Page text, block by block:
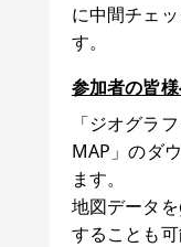
に中間チェ
す。
参加者の皆
「ジオグラ
MAP」のダ
ます。
地図データ
することも